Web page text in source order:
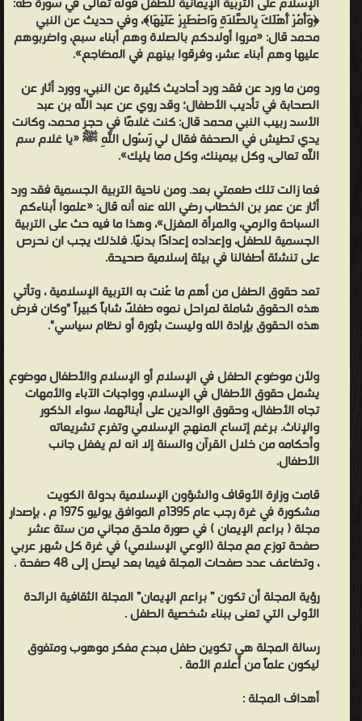
﴿وَأْمُرْ أَهْلَكَ بِالصَّلَاةِ وَاصْطَبِرْ عَلَيْهَا﴾، وفي حديث عن النبي
محمد قال: «مروا أولادكم بالصلاة وهم أبناء سبع، واضربوهم
عليها وهم أبناء عشر، وفرقوا بينهم في المضاجع».
ومن ما ورد عن فقد ورد أحاديث كثيرة عن النبي، وورد أثار عن
الصحابة في تأديب الأطفال؛ وقد روي عن عبد اللَّه بن عبد
الأسد ربيب النبي محمد قال: كنت غلامًا في حجر محمد، وكانت
يدي تطيش في الصحفة فقال لي رَسُول اللَّهِ ﷺ «يا غلام سم
اللَّه تعالى، وكل بيمينك، وكل مما يليك».
فما زالت تلك طعمتي بعد. ومن ناحية التربية الجسمية فقد ورد
أثار عن عمر بن الخطاب رضي الله عنه أنه قال: «علموا أبناءكم
السباحة والرمي، والمرأة المغزل»، وهذا ما فيه حث على التربية
الجسمية للطفل، وإعداده إعدادًا بدنيًا. فلذلك يجب ان نحرص
على تنشئة أطفالنا في بيئة إسلامية صحيحة.
تعد حقوق الطفل من أهم ما عُنت به التربية الإسلامية ، وتأتي
هذه الحقوق شاملة لمراحل نموه طفلاً، شاباً كبيراً "وكان فرض
هذه الحقوق بإرادة الله وليست بثورة أو نظام سياسي".
ولأن موضوع الطفل في الإسلام أو الإسلام والأطفال موضوع
يشمل حقوق الأطفال في الإسلام، وواجبات الآباء والأمهات
تجاه الأطفال، وحقوق الوالدين على أبنائهما، سواء الذكور
والإناث. برغم إتساع المنهج الإسلامي وتفرع تشريعاته
وأحكامه من خلال القرآن والسنة إلا انه لم يغفل جانب
الأطفال.
قامت وزارة الأوقاف والشؤون الإسلامية بدولة الكويت
مشكورة في غرة رجب عام 1395م الموافق يوليو 1975 م ، بإصدار
مجلة ( براعم الإيمان ) في صورة ملحق مجاني من ستة عشر
صفحة توزع مع مجلة (الوعي الإسلامي) في غرة كل شهر عربي
، وتضاعف عدد صفحات المجلة فيما بعد ليصل إلى 48 صفحة .
رؤية المجلة أن تكون ” براعم الإيمان” المجلة الثقافية الرائدة
الأولى التي تعنى ببناء شخصية الطفل .
رسالة المجلة هي تكوين طفل مبدع مفكر موهوب ومتفوق
ليكون علماً من أعلام الأمة .
أهداف المجلة :